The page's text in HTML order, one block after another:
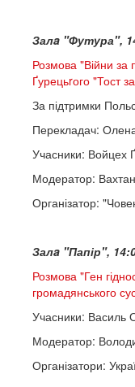
Залa "Футура",
Розмова "Війни за
Ґурецьrого "Тост
За підтримки
Перекладач:
Учасники: Войцех
Модератор:
Організатор:
Залa "Папір",
Розмова "Ген
громадянського
Учасники: Василь
Модератор:
Організатори: